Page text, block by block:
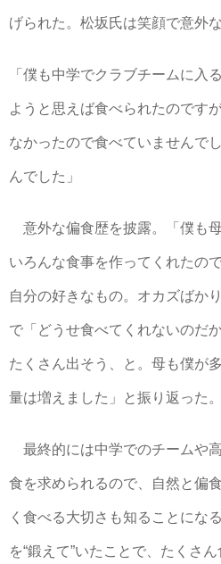
げられた。松坂氏は笑顔で意外
「僕も中学でクラブチームに入
ようと思えば食べられたのです
なかったので食べていませんで
んでした」
意外な偏食歴を披露。「僕も
いろんな食事を作ってくれたの
自分の好きなもの。オカズばか
で「どうせ食べてくれないのだ
たくさん出そう、と。母も僕が
量は増えました」と振り返った。
最終的には中学でのチームや
食を求められるので、自然と偏
く食べる大切さも知ることにな
を“鍛えて”いたことで、たくさ